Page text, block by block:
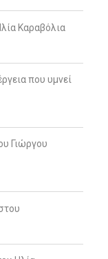
Καραβόλια
που υμνεί
Γιώργου